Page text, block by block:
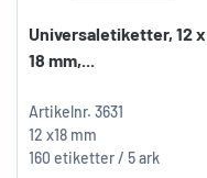
Universaletiketter, 12 x
18 mm,...
Artikelnr. 3631
12 x18 mm
160 etiketter / 5 ark